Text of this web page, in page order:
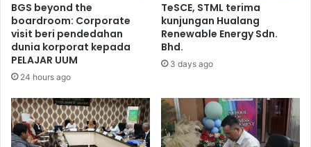
BGS beyond the
boardroom: Corporate
visit beri pendedahan
dunia korporat kepada
PELAJAR UUM
24 hours ago
TeSCE, STML terima
kunjungan Hualang
Renewable Energy Sdn.
Bhd.
3 days ago